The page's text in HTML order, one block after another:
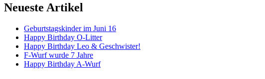
Neueste Artikel
Geburtstagskinder im Juni 16
Happy Birthday O-Litter
Happy Birthday Leo & Geschwister!
F-Wurf wurde 7 Jahre
Happy Birthday A-Wurf